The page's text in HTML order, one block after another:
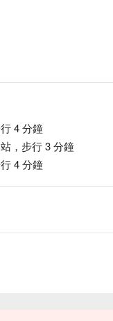
4 分鐘
，步行 3 分鐘
4 分鐘